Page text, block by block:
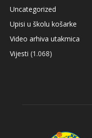
Uncategorized
Upisi u školu košarke
Video arhiva utakmica
Vijesti (1.068)